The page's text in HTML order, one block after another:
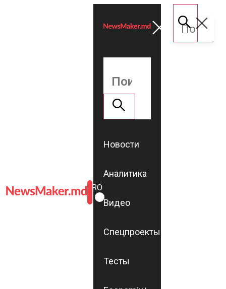
ROMÂNĂ
RU
Новости
Аналитика
Видео
Спецпроекты
Тесты